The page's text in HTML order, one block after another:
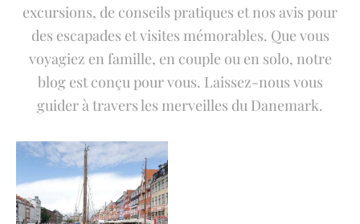
excursions, de conseils pratiques et nos avis pour
des escapades et visites mémorables. Que vous
voyagiez en famille, en couple ou en solo, notre
blog est conçu pour vous. Laissez-nous vous
guider à travers les merveilles du Danemark.